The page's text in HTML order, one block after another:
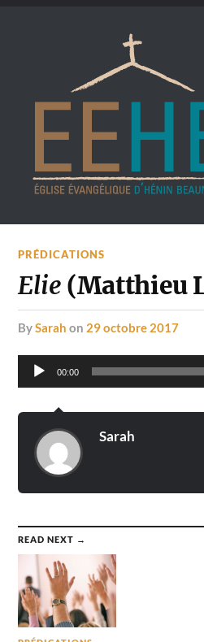
PRÉDICATIONS
Elie (Matthieu
bySarah on 29 octobre 2017
Lecteur
audio
00:00
Sarah
READ NEXT →